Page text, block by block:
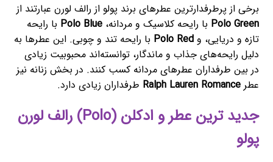
برخی از پرطرفدارترین عطرهای برند پولو از رالف لورن عبارتند از
Polo Green با رایحه کلاسیک و مردانه، Polo Blue با رایحه
تازه و دریایی، و Polo Red با رایحه تند و چوبی. این عطرها به
دلیل رایحه‌های جذاب و ماندگار، توانسته‌اند محبوبیت زیادی
در بین طرفداران عطرهای مردانه کسب کنند. در بخش زنانه نیز
عطر Ralph Lauren Romance طرفداران زیادی دارد.
جدید ترین عطر و ادکلن (Polo) رالف لورن
پولو